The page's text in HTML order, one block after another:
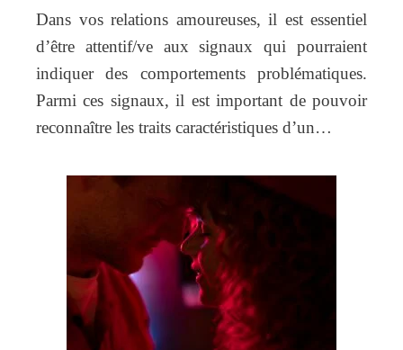
Dans vos relations amoureuses, il est essentiel
d’être attentif/ve aux signaux qui pourraient
indiquer des comportements problématiques.
Parmi ces signaux, il est important de pouvoir
reconnaître les traits caractéristiques d’un…